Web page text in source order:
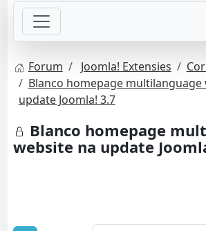
Forum Joomla! Extensies
Blanco homepage multilanguage
update Joomla! 3.7
Blanco homepage
website na update